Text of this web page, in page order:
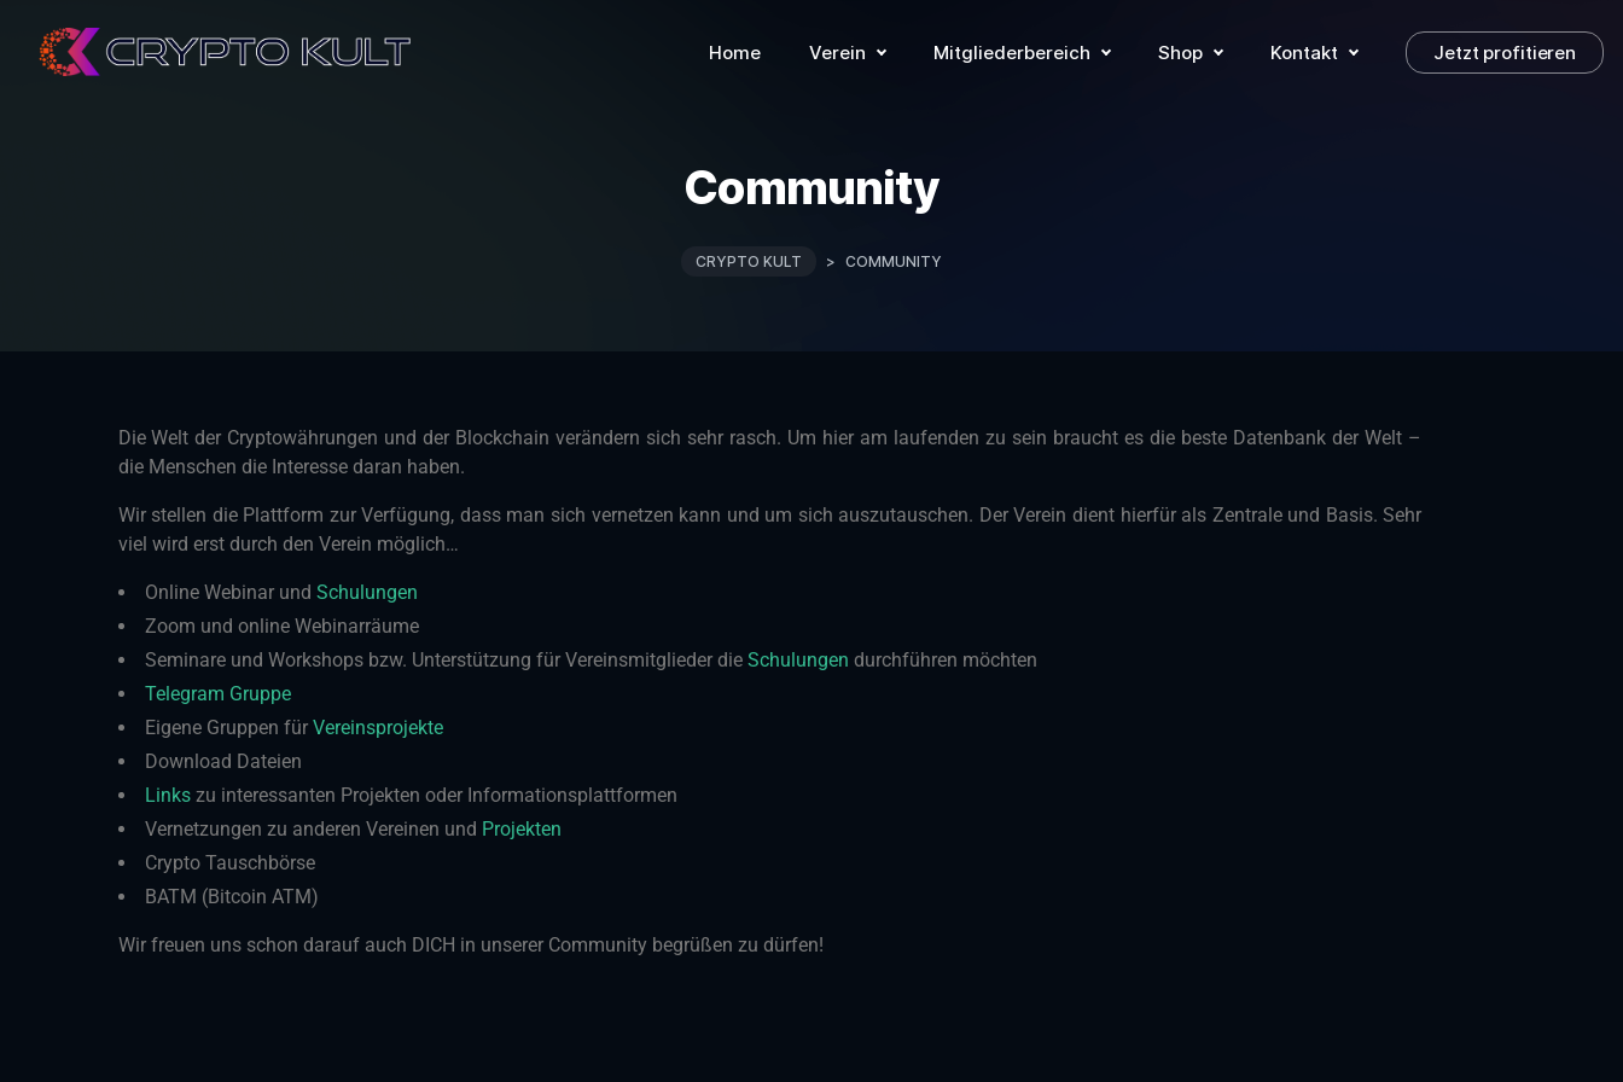
Home Verein Mitgliederbereich Shop Kontakt Jetzt profitieren
Community
CRYPTO KULT > COMMUNITY
Die Welt der Cryptowährungen und der Blockchain verändern sich sehr rasch. Um hier am laufenden zu sein braucht es die beste Datenbank der Welt –
die Menschen die Interesse daran haben.
Wir stellen die Plattform zur Verfügung, dass man sich vernetzen kann und um sich auszutauschen. Der Verein dient hierfür als Zentrale und Basis. Sehr
viel wird erst durch den Verein möglich…
Online Webinar und Schulungen
Zoom und online Webinarräume
Seminare und Workshops bzw. Unterstützung für Vereinsmitglieder die Schulungen durchführen möchten
Telegram Gruppe
Eigene Gruppen für Vereinsprojekte
Download Dateien
Linkszu interessanten Projekten oder Informationsplattformen
Vernetzungen zu anderen Vereinen und Projekten
Crypto Tauschbörse
BATM (Bitcoin ATM)
Wir freuen uns schon darauf auch DICH in unserer Community begrüßen zu dürfen!